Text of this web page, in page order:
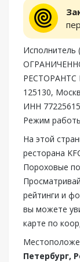
125130,
ИНН
Режим
На этой
ресторана
Пороховые
рейтинги и
вы можете
карте по
Петербург,